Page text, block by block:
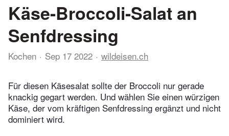
Käse-Broccoli-Salat an
Senfdressing
Kochen Sep 17 2022 wildeisen.ch
Für diesen Käsesalat sollte der Broccoli nur gerade
knackig gegart werden. Und wählen Sie einen würzigen
Käse, der vom kräftigen Senfdressing ergänzt und nicht
dominiert wird.